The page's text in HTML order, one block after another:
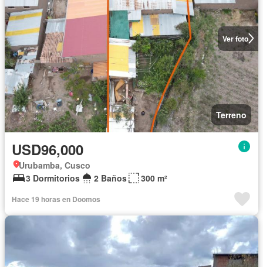
Ver foto
Terreno
USD96,000
Urubamba, Cusco
3 Dormitorios
2 Baños 300 m²
Hace 19 horas en Doomos